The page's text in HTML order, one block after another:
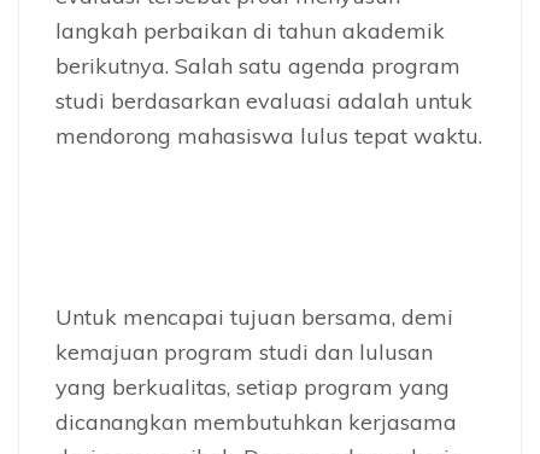
langkah perbaikan di tahun akademik
berikutnya. Salah satu agenda program
studi berdasarkan evaluasi adalah untuk
mendorong mahasiswa lulus tepat waktu.
Untuk mencapai tujuan bersama, demi
kemajuan program studi dan lulusan
yang berkualitas, setiap program yang
dicanangkan membutuhkan kerjasama